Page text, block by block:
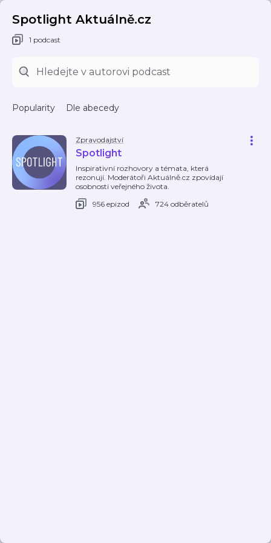
Spotlight Aktuálně.cz
1 podcast
Popularity Dle abecedy
Zpravodajství
Spotlight
Inspirativní rozhovory a témata, která
rezonují. Moderátoři Aktuálně.cz zpovídají
osobnosti veřejného života.
956 epizod
724 odběratelů